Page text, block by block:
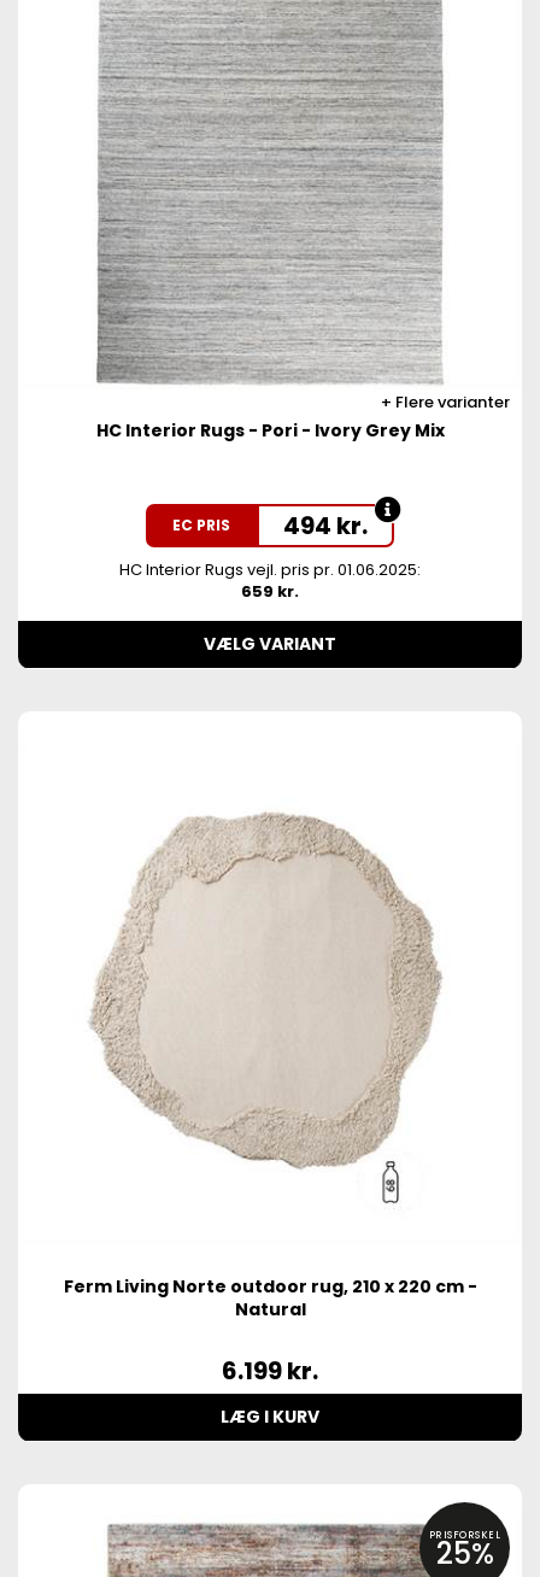
Flere varianter
HC Interior Rugs - Pori - Ivory Grey Mix
EC PRIS 494 kr.
HC Interior Rugs vejl. pris pr. 01.06.2025:
659 kr.
VÆLG VARIANT
Ferm Living Norte outdoor rug, 210 x 220 cm -
Natural
6.199kr.
LÆG I KURV
PRISFORSKEL
25%